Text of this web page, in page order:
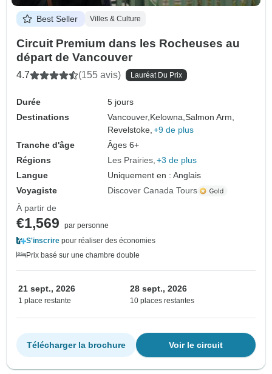
Best Seller Villes & Culture
Circuit Premium dans les Rocheuses au
départ de Vancouver
4.7 (155 avis) Lauréat Du Prix
Durée
5 jours
Destinations
Vancouver, Kelowna,Salmon Arm,
Revelstoke, +9 de plus
Tranche d'âge
Âges 6+
Régions
Les Prairies +3 de plus
Langue
Uniquement en : Anglais
Voyagiste
Discover Canada Tours
À partir de
€1,569
par personne
S'inscrire pour réaliser des économies
Prix basé sur une chambre double
21 sept., 2026
1 place restante
28 sept., 2026
10 places restantes
Voir le circuit
Télécharger la brochure